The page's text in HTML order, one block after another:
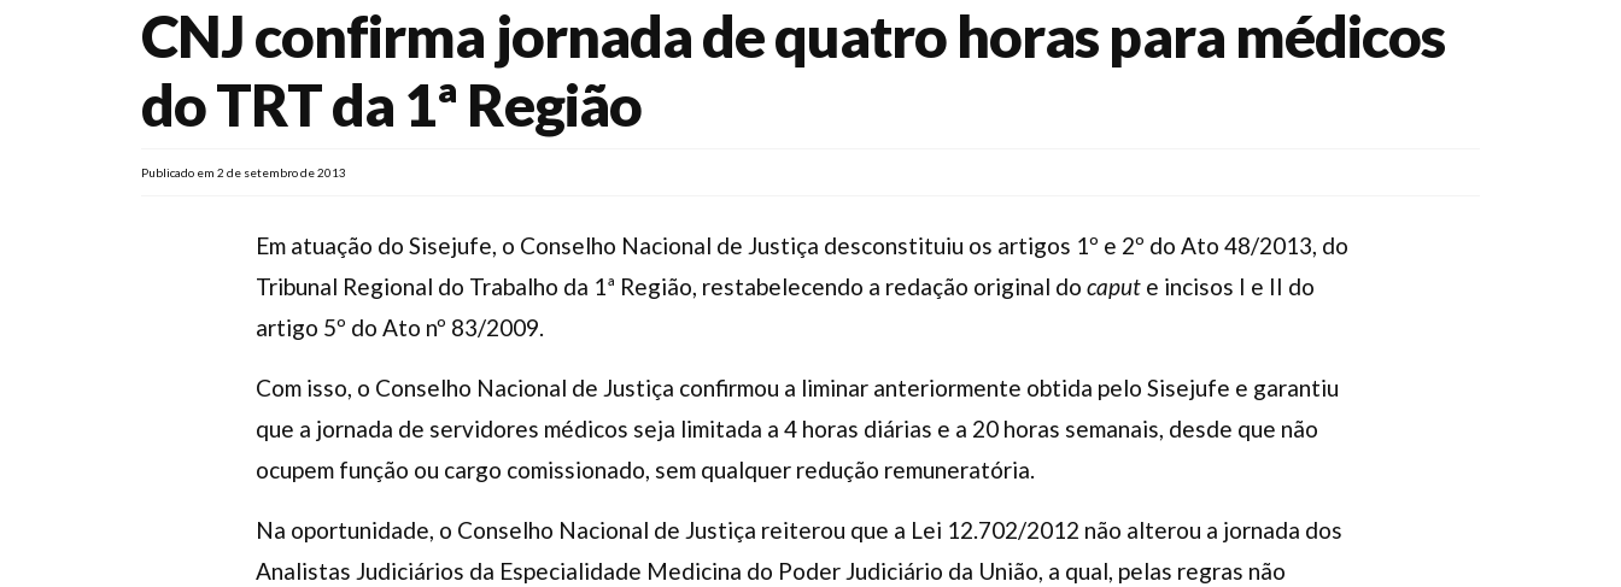
CNJ confirma jornada de quatro horas para médicos
do TRT da 1ª Região
Publicado em 2 de setembro de 2013
Em atuação do Sisejufe, o Conselho Nacional de Justiça desconstituiu os artigos 1º e 2º do Ato 48/2013, do
Tribunal Regional do Trabalho da 1ª Região, restabelecendo a redação original do caput e incisos I e II do
artigo 5º do Ato nº 83/2009.
Com isso, o Conselho Nacional de Justiça confirmou a liminar anteriormente obtida pelo Sisejufe e garantiu
que a jornada de servidores médicos seja limitada a 4 horas diárias e a 20 horas semanais, desde que não
ocupem função ou cargo comissionado, sem qualquer redução remuneratória.
Na oportunidade, o Conselho Nacional de Justiça reiterou que a Lei 12.702/2012 não alterou a jornada dos
Analistas Judiciários da Especialidade Medicina do Poder Judiciário da União, a qual, pelas regras não